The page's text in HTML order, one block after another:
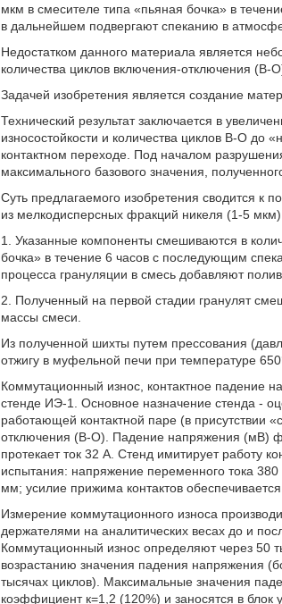
мкм в смесителе типа «пьяная бочка» в
в дальнейшем подвергают спеканию в
Недостатком данного материала является
количества циклов включения-отключения (В-
Задачей изобретения является создание
Технический результат заключается в
износостойкости и количества циклов В-О
контактном переходе. Под началом
максимального базового значения,
Суть предлагаемого изобретения сводится к
из мелкодисперсных фракций никеля (1-5
1. Указанные компоненты смешиваются в
бочка» в течение 6 часов с последующим
процесса грануляции в смесь добавляют
2. Полученный на первой стадии гранулят
массы смеси.
Из полученной шихты путем прессования
отжигу в муфельной печи при температуре
Коммутационный износ, контактное падение
стенде ИЭ-1. Основное назначение стенда -
работающей контактной паре (в присутствии
отключения (В-О). Падение напряжения (мВ)
протекает ток 32 А. Стенд имитирует работу
испытания: напряжение переменного тока
мм; усилие прижима контактов
Измерение коммутационного износа
держателями на аналитических весах до и
Коммутационный износ определяют через 50
возрастанию значения падения напряжения
тысячах циклов). Максимальные значения
коэффициент к=1,2 (120%) и заносятся в блок